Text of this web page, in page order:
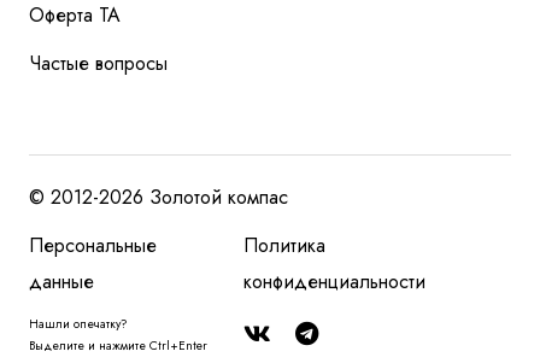
Оферта ТА
Частые вопросы
© 2012-2026 Золотой компас
Персональные
данные
Политика
конфиденциальности
Нашли опечатку?
Выделите и нажмите Ctrl+Enter